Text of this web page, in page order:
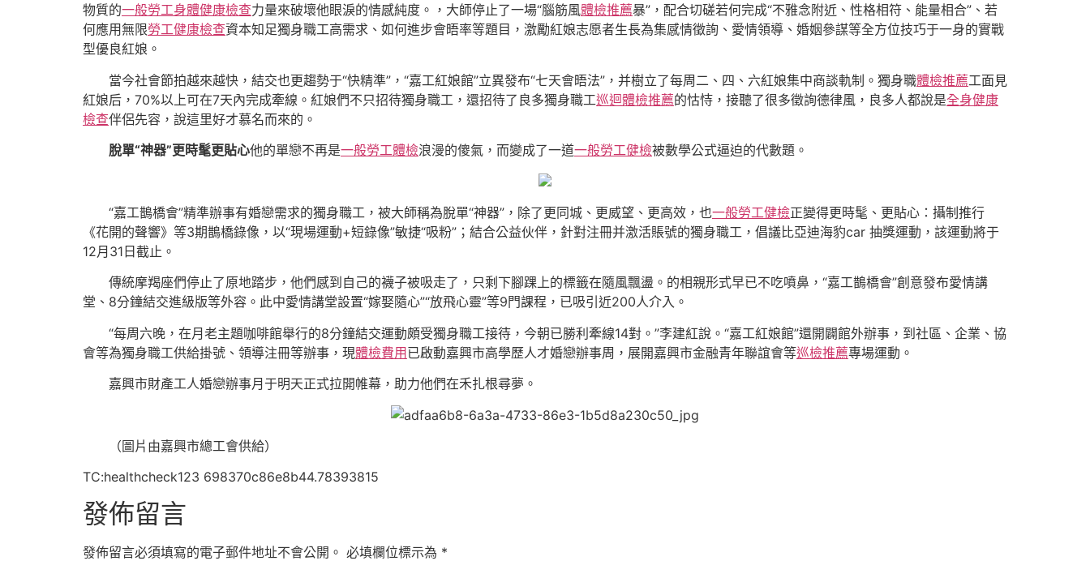
物質的一般勞工身體健康檢查力量來破壞他眼淚的情感純度。，大師停止了一場“腦筋風體檢推薦暴”，配合切磋若何完成“不雅念附近、性格相符、能量相合”、若
何應用無限勞工健康檢查資本知足獨身職工高需求、如何進步會晤率等題目，激勵紅娘志愿者生長為集感情徵詢、愛情領導、婚姻參謀等全方位技巧于一身的實戰
型優良紅娘。
當今社會節拍越來越快，結交也更趨勢于“快精準”，“嘉工紅娘館”立異發布“七天會晤法”，并樹立了每周二、四、六紅娘集中商談軌制。獨身職體檢推薦工面見
紅娘后，70%以上可在7天內完成牽線。紅娘們不只招待獨身職工，還招待了良多獨身職工巡迴體檢推薦的怙恃，接聽了很多徵詢德律風，良多人都說是全身健康
檢查伴侶先容，說這里好才慕名而來的。
脫單“神器”更時髦更貼心他的單戀不再是一般勞工體檢浪漫的傻氣，而變成了一道一般勞工健檢被數學公式逼迫的代數題。
“嘉工鵲橋會”精準辦事有婚戀需求的獨身職工，被大師稱為脫單“神器”，除了更同城、更威望、更高效，也一般勞工健檢正變得更時髦、更貼心：攝制推行
《花開的聲響》等3期鵲橋錄像，以“現場運動+短錄像”敏捷“吸粉”；結合公益伙伴，針對注冊并激活賬號的獨身職工，倡議比亞迪海豹car 抽獎運動，該運動將于
12月31日截止。
傳統摩羯座們停止了原地踏步，他們感到自己的襪子被吸走了，只剩下腳踝上的標籤在隨風飄盪。的相親形式早已不吃噴鼻，“嘉工鵲橋會”創意發布愛情講
堂、8分鐘結交進級版等外容。此中愛情講堂設置“嫁娶隨心”“放飛心靈”等9門課程，已吸引近200人介入。
“每周六晚，在月老主題咖啡館舉行的8分鐘結交運動頗受獨身職工接待，今朝已勝利牽線14對。”李建紅說。“嘉工紅娘館”還開闢館外辦事，到社區、企業、協
會等為獨身職工供給掛號、領導注冊等辦事，現體檢費用已啟動嘉興市高學歷人才婚戀辦事周，展開嘉興市金融青年聯誼會等巡檢推薦專場運動。
嘉興市財產工人婚戀辦事月于明天正式拉開帷幕，助力他們在禾扎根尋夢。
（圖片由嘉興市總工會供給）
TC:healthcheck123 698370c86e8b44.78393815
發佈留言
發佈留言必須填寫的電子郵件地址不會公開。 必填欄位標示為 *